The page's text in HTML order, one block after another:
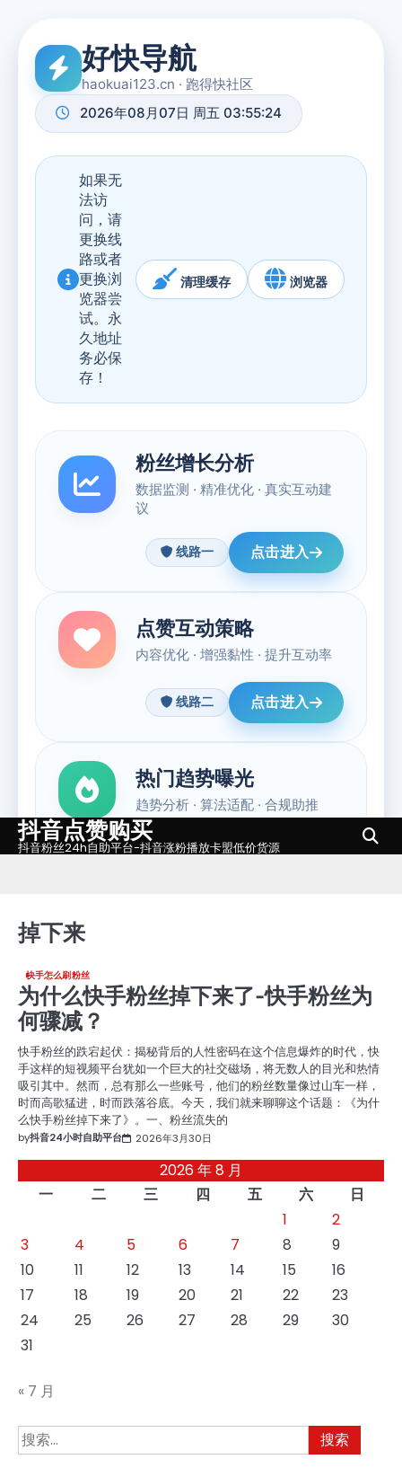
Skip抖音点赞购买
抖音粉丝24h自助平台-抖音涨粉播放卡盟低价货源
掉下来
快手怎么刷粉丝
为什么快手粉丝掉下来了-快手粉丝为
何骤减？
快手粉丝的跌宕起伏：揭秘背后的人性密码在这个信息爆炸的时代，快
手这样的短视频平台犹如一个巨大的社交磁场，将无数人的目光和热情
吸引其中。然而，总有那么一些账号，他们的粉丝数量像过山车一样，
时而高歌猛进，时而跌落谷底。今天，我们就来聊聊这个话题：《为什
么快手粉丝掉下来了》。一、粉丝流失的
by抖音24小时自助平台 2026年3月30日
2026 年 8 月
一
二 三 四 五 六
日
1
2
3
4 5 6 7 8
9
10
11 12 13 14 15
16
17
18 19 20 21 22
23
24
25 26 27 28 29
30
31
« 7 月
搜
索：